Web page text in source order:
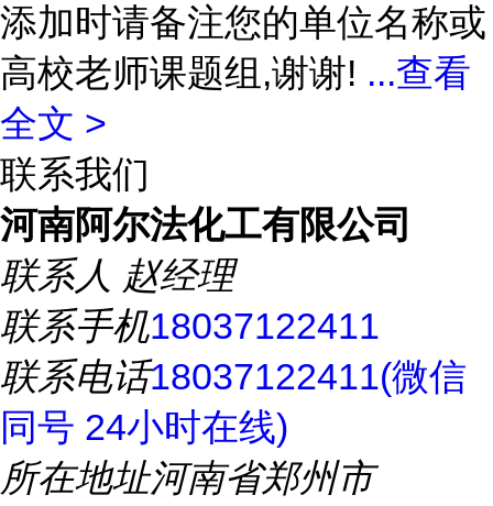
添加时请备注您的单位名称或
高校老师课题组,谢谢! ...查看
全文 >
联系我们
河南阿尔法化工有限公司
联系人 赵经理
联系手机18037122411
联系电话18037122411(微信
同号 24小时在线)
所在地址河南省郑州市